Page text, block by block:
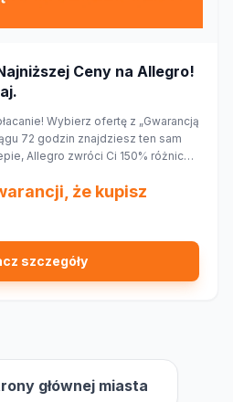
Ceny na Allegro!
Wybierz ofertę z „Gwarancją
72 godzin znajdziesz ten sam
Allegro zwróci Ci 150% różnicy
że kupisz
szczegóły
głównej miasta